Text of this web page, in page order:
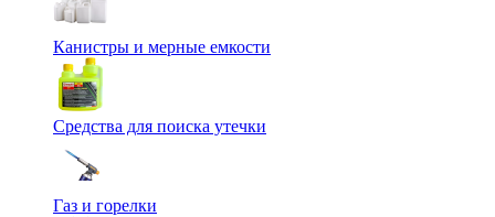
Канистры и мерные емкости
Средства для поиска утечки
Газ и горелки